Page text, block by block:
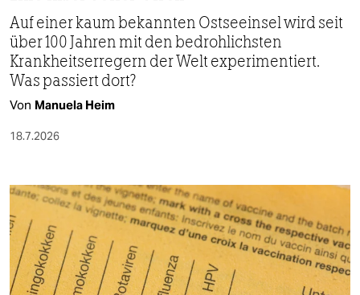
Auf einer kaum bekannten Ostseeinsel wird seit
über 100 Jahren mit den bedrohlichsten
Krankheitserregern der Welt experimentiert.
Was passiert dort?
Von Manuela Heim
18.7.2026